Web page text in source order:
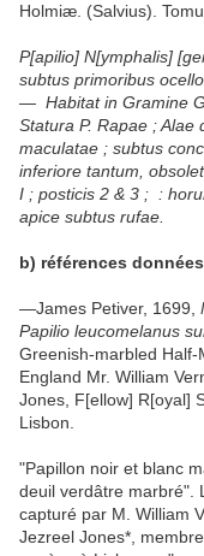
Holmiæ. (Salvius).
P[apilio] N[ymphalis]
subtus primoribus
— Habitat in Gramine
Statura P. Rapae ;
maculatae ; subtus
inferiore tantum,
I ; posticis 2 & 3 ; :
apice subtus rufae.
b) références
—James Petiver, 1699,
Papilio leucomelanus
Greenish-marbled
England Mr. William
Jones, F[ellow] R[oyal]
Lisbon.
"Papillon noir et blanc
deuil verdâtre marbré".
capturé par M. William
Jezreel Jones*,